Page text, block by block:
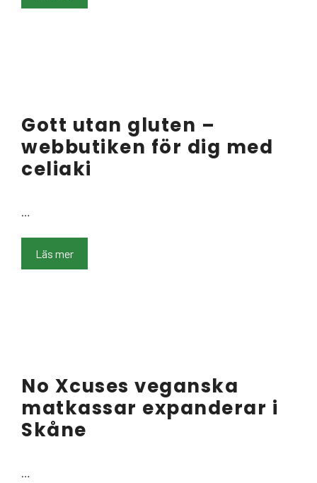
Gott utan gluten –
webbutiken för dig med
celiaki
…
Läs mer
No Xcuses veganska
matkassar expanderar i
Skåne
…